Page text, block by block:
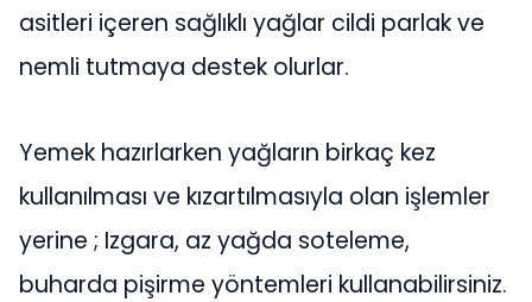
asitleri içeren sağlıklı yağlar cildi parlak ve
nemli tutmaya destek olurlar.
Yemek hazırlarken yağların birkaç kez
kullanılması ve kızartılmasıyla olan işlemler
yerine ; Izgara, az yağda soteleme,
buharda pişirme yöntemleri kullanabilirsiniz.